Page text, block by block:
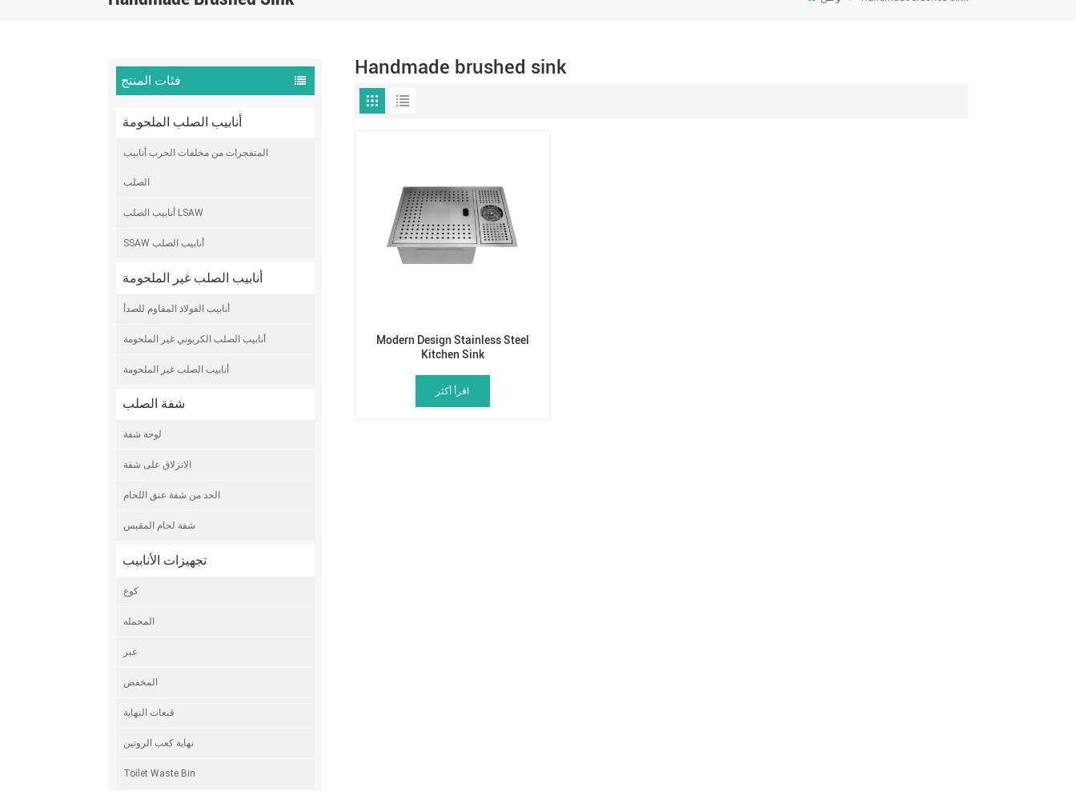
فئات المنتج
أنابيب الصلب الملحومة
المتفجرات من مخلفات الحرب أنابيب
الصلب
أنابيب الصلب LSAW
SSAW أنابيب الصلب
أنابيب الصلب غير الملحومة
أنابيب الفولاذ المقاوم للصدأ
أنابيب الصلب الكربوني غير الملحومة
أنابيب الصلب غير الملحومة
شفة الصلب
لوحة شفة
الانزلاق على شفة
الحد من شفة عنق اللحام
شفة لحام المقبس
تجهيزات الأنابيب
كوع
المحمله
عبر
المخفض
قبعات النهاية
نهاية كعب الروتين
Toilet Waste Bin
Handmade brushed sink
Modern Design Stainless Steel
Kitchen Sink
اقرأ أكثر